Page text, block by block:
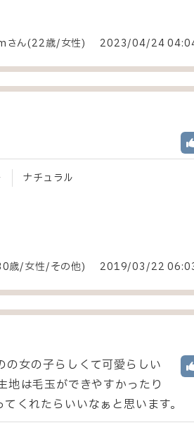
さん(22歳/女性) 2023/04/24
ナチュラル
歳/女性/その他) 2019/03/22
女の子らしくて可愛らしい
地は毛玉ができやすかったり
くれたらいいなぁと思います。